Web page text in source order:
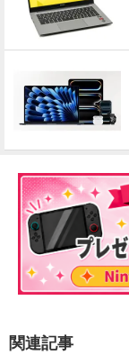
関連記事